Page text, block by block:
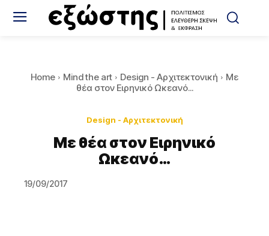
Home Mind the art Design - Αρχιτεκτονική
Με
θέα στον Ειρηνικό Ωκεανό...
Design - Αρχιτεκτονική
Με θέα στον Ειρηνικό
Ωκεανό…
19/09/2017